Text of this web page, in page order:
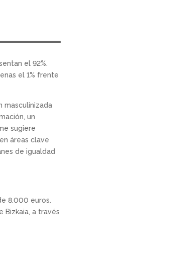
el 92%.
el 1% frente
masculinizada
un
sugiere
áreas clave
de igualdad
8.000 euros.
Bizkaia, a través